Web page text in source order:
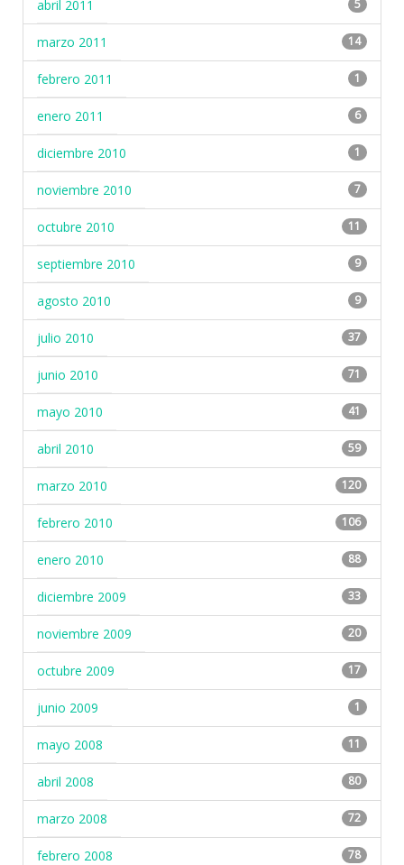
abril 2011 5
marzo 2011 14
febrero 2011 1
enero 2011 6
diciembre 2010 1
noviembre 2010 7
octubre 2010 11
septiembre 2010 9
agosto 2010 9
julio 2010 37
junio 2010 71
mayo 2010 41
abril 2010 59
marzo 2010 120
febrero 2010 106
enero 2010 88
diciembre 2009 33
noviembre 2009 20
octubre 2009 17
junio 2009 1
mayo 2008 11
abril 2008 80
marzo 2008 72
febrero 2008 78